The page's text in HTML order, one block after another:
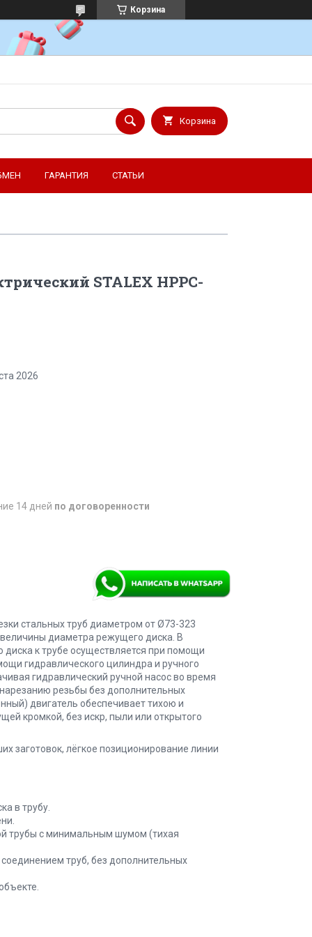
Корзина
Корзина
ГАРАНТИЯ СТАТЬИ
STALEX HPPC-
2026
14 дней по договоренности
стальных труб диаметром от Ø73-323
диаметра режущего диска. В
к трубе осуществляется при помощи
гидравлического цилиндра и ручного
гидравлический ручной насос во время
резьбы без дополнительных
двигатель обеспечивает тихою и
кромкой, без искр, пыли или открытого
заготовок, лёгкое позиционирование линии
в трубу.
трубы с минимальным шумом (тихая
труб, без дополнительных